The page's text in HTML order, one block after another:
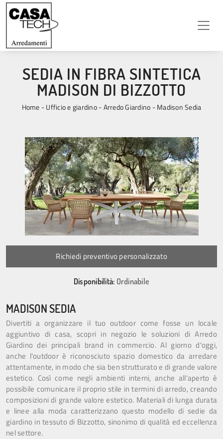
SEDIA IN FIBRA SINTETICA
MADISON DI BIZZOTTO
Home -Ufficio e giardino-Arredo Giardino -Madison Sedia
Richiedi preventivo personalizzato
Disponibilità: Ordinabile
MADISON SEDIA
Divertiti a organizzare il tuo outdoor come fosse un locale
aggiuntivo di casa, scopri in negozio le soluzioni di Arredo
Giardino dei principali brand in commercio. Al giorno d'oggi,
anche l'outdoor è riconosciuto spazio domestico da arredare
attentamente, in modo che sia ben strutturato e di grande valore
estetico. Così come negli ambienti interni, anche all'aperto è
possibile comunicare il proprio stile in termini di arredo, creando
composizioni di grande valore estetico. Materiali di lunga durata
e linee alla moda caratterizzano questo modello di sedie da
giardino in tessuto di Bizzotto, sinonimo di qualità ed eccellenza
nel settore.